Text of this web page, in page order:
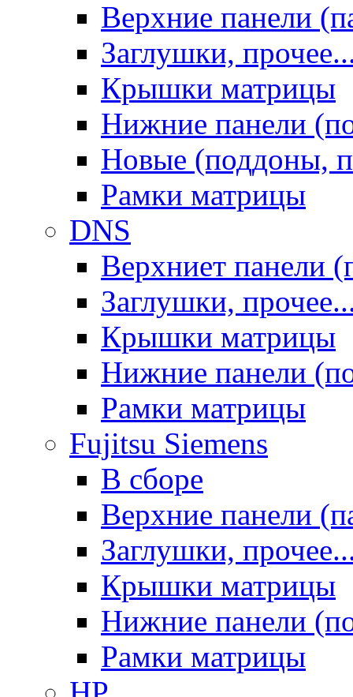
Верхние панели
Заглушки,
Крышки матрицы
Нижние панели
Новые (поддоны,
Рамки матрицы
DNS
Верхниет панели
Заглушки,
Крышки матрицы
Нижние панели
Рамки матрицы
Fujitsu Siemens
В сборе
Верхние панели
Заглушки,
Крышки матрицы
Нижние панели
Рамки матрицы